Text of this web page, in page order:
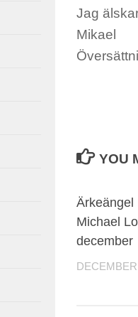
Jag
Mikael
YOU
Ärkeängel
Michael
december